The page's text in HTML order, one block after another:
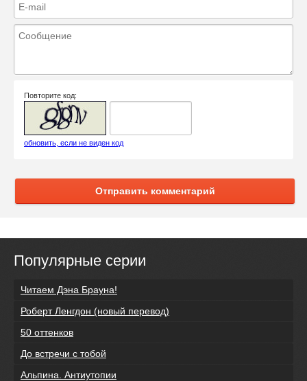
Повторите код:
обновить, если не виден код
Отправить комментарий
Популярные серии
Читаем Дэна Брауна!
Роберт Ленгдон (новый перевод)
50 оттенков
До встречи с тобой
Альпина. Антиутопии